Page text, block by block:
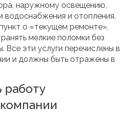
наружному освещению,
и отопления.
о «текущем ремонте»,
мелкие поломки без
Все эти услуги перечислены в
и должны быть отражены в
работу